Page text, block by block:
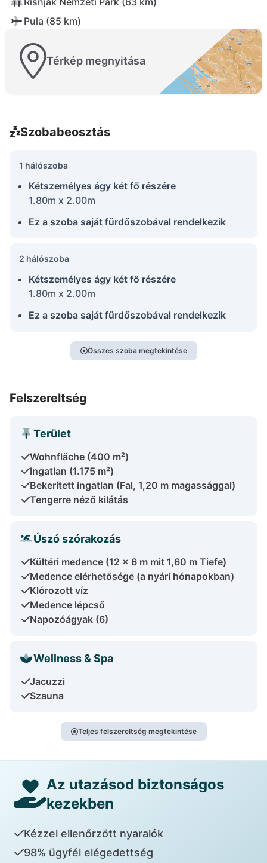
Pula (85 km)
Térkép megnyitása
Szobabeosztás
1 hálószoba
Kétszemélyes ágy két fő részére
1.80m x 2.00m
Ez a szoba saját fürdőszobával rendelkezik
2 hálószoba
Kétszemélyes ágy két fő részére
1.80m x 2.00m
Ez a szoba saját fürdőszobával rendelkezik
Összes szoba megtekintése
Felszereltség
Terület
Wohnfläche (400 m²)
Ingatlan (1.175 m²)
Bekerített ingatlan (Fal, 1,20 m magassággal)
Tengerre néző kilátás
Úszó szórakozás
Kültéri medence (12 x 6 m mit 1,60 m Tiefe)
Medence elérhetősége (a nyári hónapokban)
Klórozott víz
Medence lépcső
Napozóágyak (6)
Wellness & Spa
Jacuzzi
Szauna
Teljes felszereltség megtekintése
Az utazásod biztonságos
kezekben
Kézzel ellenőrzött nyaralók
98% ügyfél elégedettség